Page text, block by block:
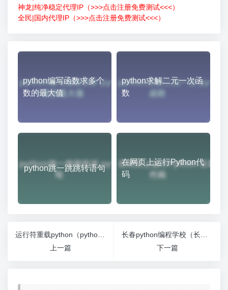
神龙|纯净稳定代理IP（>>>点击注册免费测试<<<）
全民|国内代理IP（>>>点击注册免费测试<<<）
python编写函数求多个
数的最大值
python求解二元一次函
数
python跳一跳跳转语句
在网页上运行Python代
码
上一篇
下一篇